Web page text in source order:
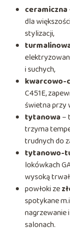
ceramiczna
dla
stylizacji,
i suchych,
kwarcowo-
C451E,
świetna przy
tytanowa –
trzyma
trudnych do
tytanowo-
lokówkach
wysoką
powłoki ze
spotykane
nagrzewanie
salonach.